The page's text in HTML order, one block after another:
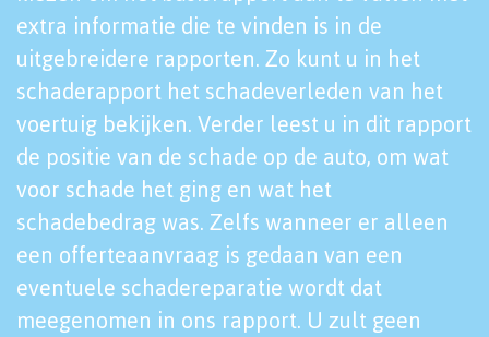
extra informatie die te vinden is in de
uitgebreidere rapporten. Zo kunt u in het
schaderapport het schadeverleden van het
voertuig bekijken. Verder leest u in dit rapport
de positie van de schade op de auto, om wat
voor schade het ging en wat het
schadebedrag was. Zelfs wanneer er alleen
een offerteaanvraag is gedaan van een
eventuele schadereparatie wordt dat
meegenomen in ons rapport. U zult geen